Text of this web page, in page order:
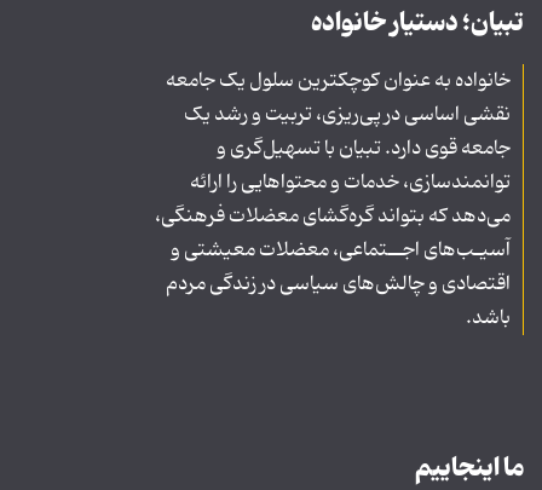
تبیان؛ دستیار خانواده
خانواده به عنوان کوچکترین سلول یک جامعه
نقشی اساسی در پی‌ریزی، تربیت و رشد یک
جامعه قوی دارد. تبیان با تسهیل‌گری و
توانمندسازی، خدمات و محتواهایی را ارائه
می‌دهد که بتواند گره‌گشای معضلات فرهنگی،
آسیـب‌های اجــتماعی، معضلات معیشتی و
اقتصادی و چالش‌های سیاسی در زندگی مردم
باشد.
ما اینجاییم